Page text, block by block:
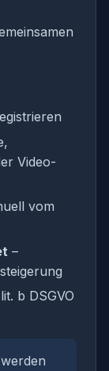
Video-
vom
–
b DSGVO